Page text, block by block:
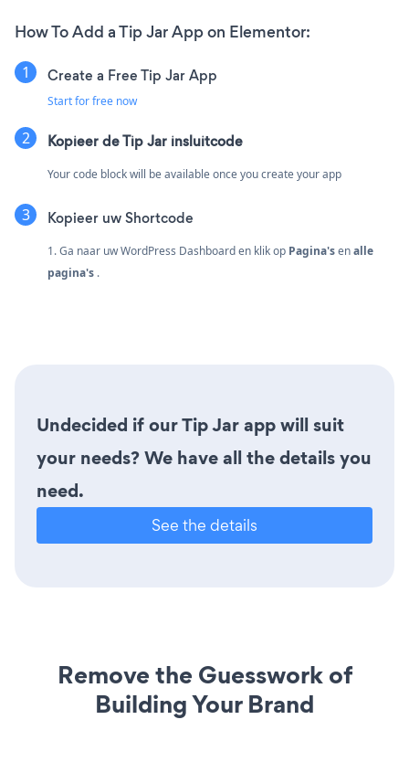
How To Add a Tip Jar App on Elementor:
Create a Free Tip Jar App
Start for free now
Kopieer de Tip Jar insluitcode
Your code block will be available once you create your app
Kopieer uw Shortcode
1. Ga naar uw WordPress Dashboard en klik op Pagina'senalle
pagina's .
Undecided if our Tip Jar app will suit
your needs? We have all the details you
need.
See the details
Remove the Guesswork of
Building Your Brand